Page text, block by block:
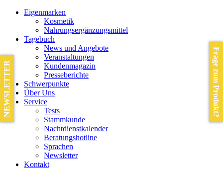
Eigenmarken
Kosmetik
Nahrungsergänzungsmittel
Tagebuch
News und Angebote
Veranstaltungen
Kundenmagazin
Presseberichte
Schwerpunkte
Über Uns
Service
Tests
Stammkunde
Nachtdienstkalender
Beratungshotline
Sprachen
Newsletter
Kontakt
Frage zum Produkt?
NEWSLETTER